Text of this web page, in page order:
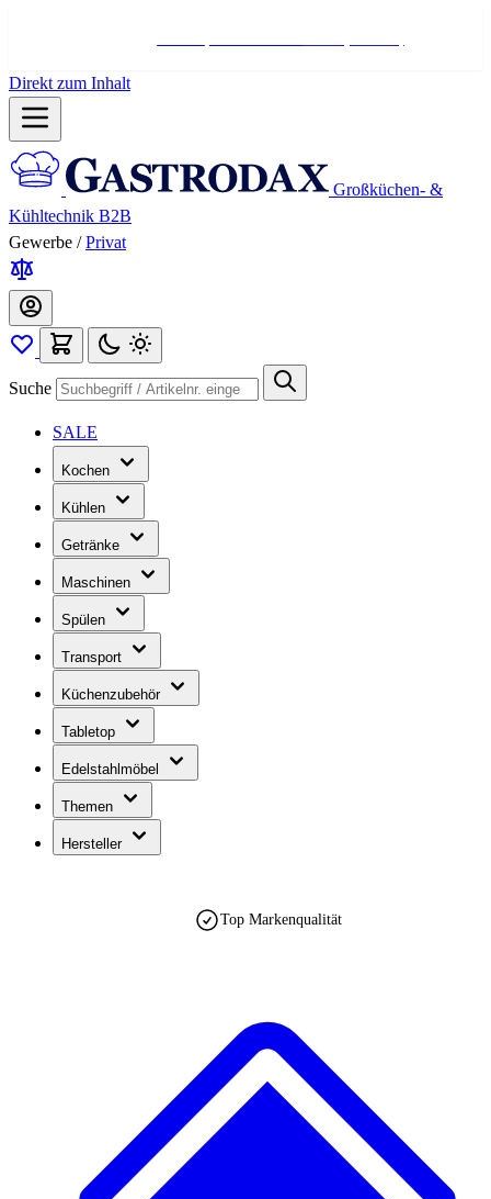
Direkt zum Inhalt
Großküchen- &
Kühltechnik B2B
Gewerbe / Privat
Suche
SALE
Kochen
Kühlen
Getränke
Maschinen
Spülen
Transport
Küchenzubehör
Tabletop
Edelstahlmöbel
Themen
Hersteller
Top Markenqualität